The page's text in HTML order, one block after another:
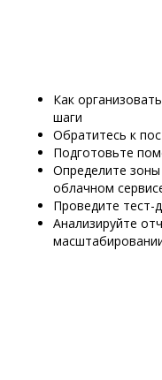
Как
шаги
Обратитесь к
Подготовьте
Определите зоны
облачном
Проведите тест-
Анализируйте